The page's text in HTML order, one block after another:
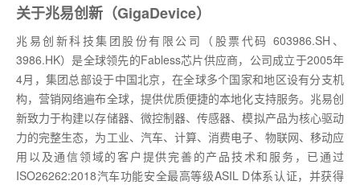
关于兆易创新（GigaDevice）
兆易创新科技集团股份有限公司（股票代码 603986.SH、
3986.HK）是全球领先的Fabless芯片供应商，公司成立于2005年
4月，集团总部设于中国北京，在全球多个国家和地区设有分支机
构，营销网络遍布全球，提供优质便捷的本地化支持服务。兆易创
新致力于构建以存储器、微控制器、传感器、模拟产品为核心驱动
力的完整生态，为工业、汽车、计算、消费电子、物联网、移动应
用以及通信领域的客户提供完善的产品技术和服务，已通过
ISO26262:2018汽车功能安全最高等级ASIL D体系认证，并获得